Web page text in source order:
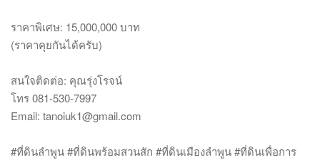
ราคาพิเศษ: 15,000,000 บาท
(ราคาคุยกันได้ครับ)
สนใจติดต่อ: คุณรุ่งโรจน์
โทร 081-530-7997
Email: tanoiuk1@gmail.com
#ที่ดินลำพูน #ที่ดินพร้อมสวนสัก #ที่ดินเมืองลำพูน #ที่ดินเพื่อการ